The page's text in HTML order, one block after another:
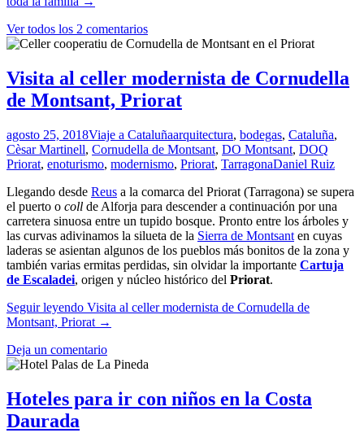
Ver todos los 2 comentarios
Visita al celler modernista de Cornudella
de Montsant, Priorat
agosto 25, 2018Viaje a Cataluñaarquitectura, bodegas, Cataluña,
Cèsar Martinell, Cornudella de Montsant, DO Montsant, DOQ
Priorat, enoturismo, modernismo, Priorat, TarragonaDaniel Ruiz
Llegando desde Reus a la comarca del Priorat (Tarragona) se supera
el puerto o coll de Alforja para descender a continuación por una
carretera sinuosa entre un tupido bosque. Pronto entre los árboles y
las curvas adivinamos la silueta de la Sierra de Montsant en cuyas
laderas se asientan algunos de los pueblos más bonitos de la zona y
también varias ermitas perdidas, sin olvidar la importante Cartuja
de Escaladei, origen y núcleo histórico del Priorat.
Seguir leyendo Visita al celler modernista de Cornudella de
Montsant, Priorat →
Deja un comentario
Hoteles para ir con niños en la Costa
Daurada